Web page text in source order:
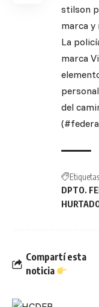
stilson
marca y
La
marca
del
DPTO.
Compartí esta
noticia